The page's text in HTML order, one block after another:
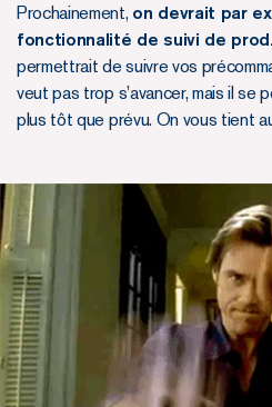
Prochainement, on devrait par
fonctionnalité de suivi de prod.
permettrait de suivre vos
veut pas trop s’avancer, mais il se
plus tôt que prévu. On vous tient